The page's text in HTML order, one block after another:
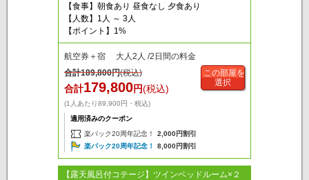
【食事】朝食あり 昼食なし 夕食あり
【人数】1人 ～ 3人
【ポイント】1%
航空券＋宿 大人2人 /2日間の料金
合計189,800円(税込)
合計179,800円(税込)
(1人あたり89,900円・税込)
適用済みのクーポン
楽パック20周年記念！
2,000円割引
楽パック20周年記念！
8,000円割引
この部屋を
選択
【露天風呂付コテージ】ツインベッドルーム×２